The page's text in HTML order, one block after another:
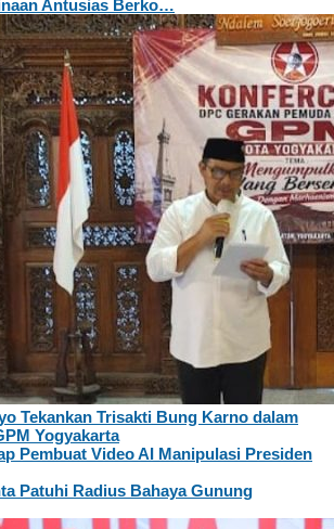
Antusias Berko…
Tekankan Trisakti Bung Karno dalam
Yogyakarta
Pembuat Video AI Manipulasi Presiden
Patuhi Radius Bahaya Gunung